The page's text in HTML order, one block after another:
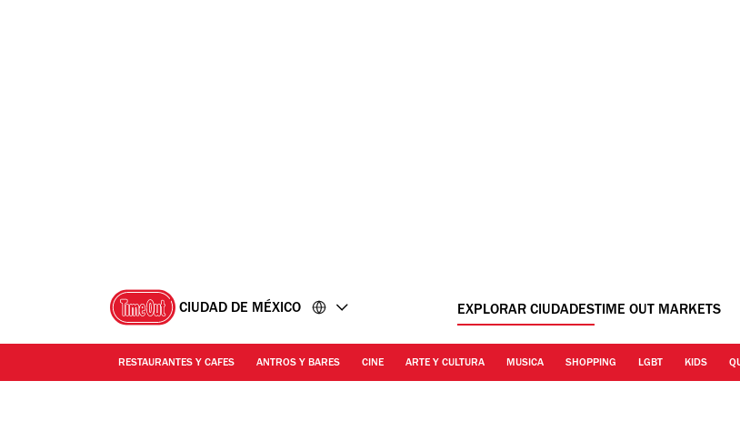
CIUDAD DE MÉXICO EXPLORAR CIUDADESTIME OUT MARKETS
RESTAURANTES Y CAFES ANTROS Y BARES CINE ARTE Y CULTURA MUSICA SHOPPING LGBT KIDS